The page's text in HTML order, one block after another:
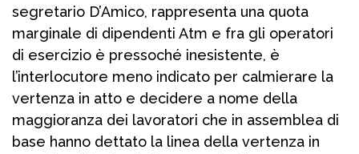
segretario D’Amico, rappresenta una quota
marginale di dipendenti Atm e fra gli operatori
di esercizio è pressoché inesistente, è
l’interlocutore meno indicato per calmierare la
vertenza in atto e decidere a nome della
maggioranza dei lavoratori che in assemblea di
base hanno dettato la linea della vertenza in